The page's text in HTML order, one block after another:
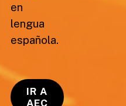
en
lengua
española.
IR A
AEC